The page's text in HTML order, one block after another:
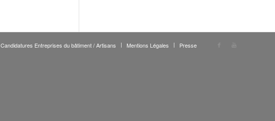
Candidatures Entreprises du bâtiment / Artisans Mentions Légales Presse